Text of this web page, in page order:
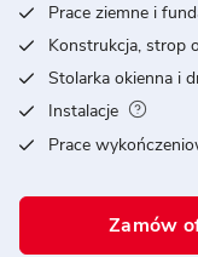
Prace ziemne i
Konstrukcja, strop
Stolarka okienna i
Instalacje
Prace
Zamów